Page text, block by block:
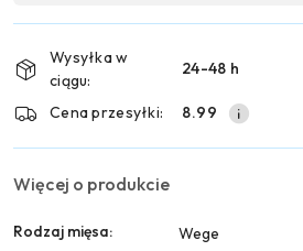
dostawa
Wysyłka w
ciągu:
24-48 h
Cena przesyłki: 8.99
Więcej o produkcie
Rodzaj mięsa: Wege